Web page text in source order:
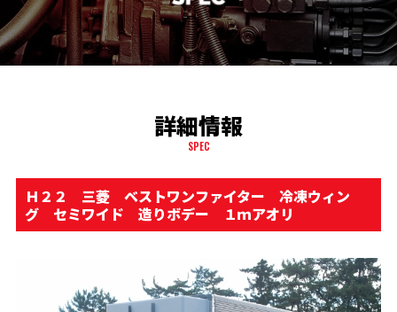
詳細情報
SPEC
Ｈ２２ 三菱 ベストワンファイター 冷凍ウィン
グ セミワイド 造りボデー １ｍアオリ